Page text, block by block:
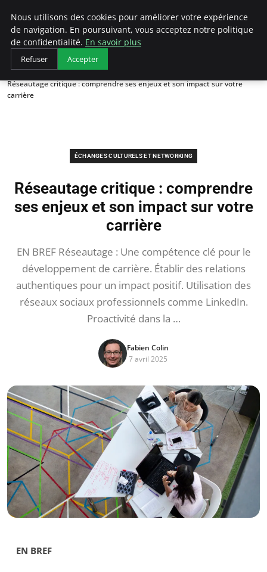
AIESEC France
Accueil
Échanges Culturels et Networking
Réseautage critique : comprendre ses enjeux et son impact sur votre
carrière
ÉCHANGES CULTURELS ET NETWORKING
Réseautage critique : comprendre
ses enjeux et son impact sur votre
carrière
EN BREF Réseautage : Une compétence clé pour le
développement de carrière. Établir des relations
authentiques pour un impact positif. Utilisation des
réseaux sociaux professionnels comme LinkedIn.
Proactivité dans la …
Fabien Colin
7 avril 2025
EN BREF
Nous utilisons des cookies pour améliorer votre expérience
de navigation. En poursuivant, vous acceptez notre politique
de confidentialité. En savoir plus
Refuser Accepter